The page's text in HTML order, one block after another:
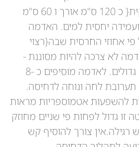
מתקבלת לבנה ענקית{ כ 120 ס"מ אורך ו 60 ס"מ
יחסית למים. האדמה
אחוזי החרסית שבה{רצוי
}. האדמה לא צרכה להיות מסוננת -
יכולה להכיל גרגרים גדולים. לאדמה מוסיפים כ 8-
תערובת לחה ונוחה לדחיסה.
להשפעות אטמוספריות מראות
זו גדול לפחות פי שניים מחוזק
צורך להוסיף קש